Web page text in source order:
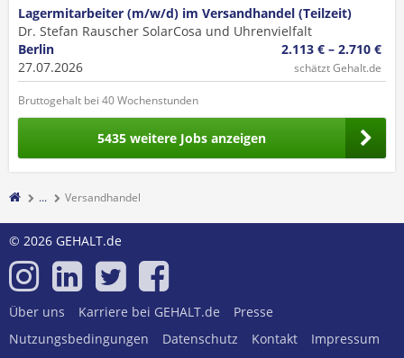
Lagermitarbeiter (m/w/d) im Versandhandel (Teilzeit)
Dr. Stefan Rauscher SolarCosa und Uhrenvielfalt
Berlin
27.07.2026
2.113 € – 2.710 €
schätzt Gehalt.de
Bruttogehalt bei 40 Wochenstunden
5435 weitere Jobs anzeigen
... Versandhandel
© 2026 GEHALT.de
Über uns Karriere bei GEHALT.de
Presse
Nutzungsbedingungen
Datenschutz Kontakt Impressum